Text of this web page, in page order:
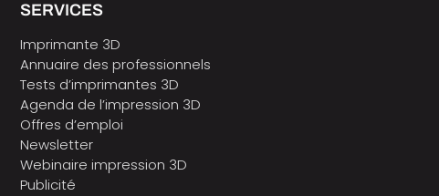
SERVICES
Imprimante 3D
Annuaire des professionnels
Tests d’imprimantes 3D
Agenda de l’impression 3D
Offres d’emploi
Newsletter
Webinaire impression 3D
Publicité